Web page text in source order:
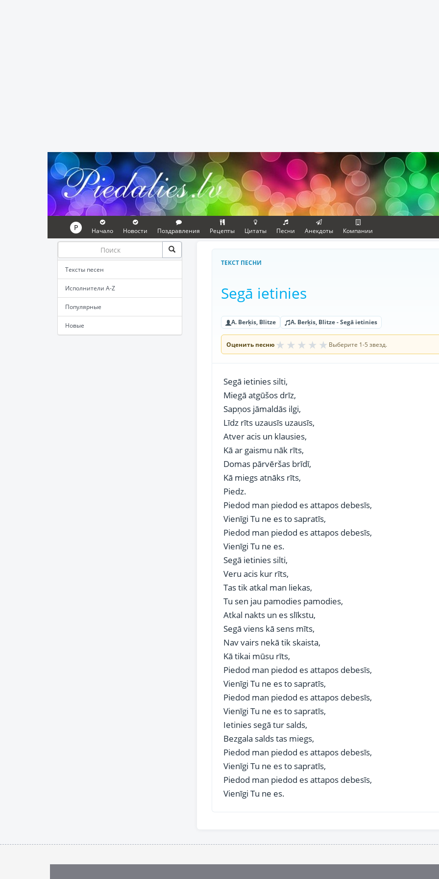
P Начало Новости Поздравления Рецепты Цитаты Песни Анекдоты Компании
Тексты песен
Исполнители A-Z
Популярные
Новые
ТЕКСТ ПЕСНИ
Segā ietinies
A. Berķis, Blitze A. Berķis, Blitze - Segā ietinies
Оценить песню ★ ★ ★ ★ ★ Выберите 1-5 звезд.
Segā ietinies silti,
Miegā atgūšos drīz,
Sapņos jāmaldās ilgi,
Līdz rīts uzausīs uzausīs,
Atver acis un klausies,
Kā ar gaismu nāk rīts,
Domas pārvēršas brīdī,
Kā miegs atnāks rīts,
Piedz.
Piedod man piedod es attapos debesīs,
Vienīgi Tu ne es to sapratīs,
Piedod man piedod es attapos debesīs,
Vienīgi Tu ne es.
Segā ietinies silti,
Veru acis kur rīts,
Tas tik atkal man liekas,
Tu sen jau pamodies pamodies,
Atkal nakts un es slīkstu,
Segā viens kā sens mīts,
Nav vairs nekā tik skaista,
Kā tikai mūsu rīts,
Piedod man piedod es attapos debesīs,
Vienīgi Tu ne es to sapratīs,
Piedod man piedod es attapos debesīs,
Vienīgi Tu ne es to sapratīs,
Ietinies segā tur salds,
Bezgala salds tas miegs,
Piedod man piedod es attapos debesīs,
Vienīgi Tu ne es to sapratīs,
Piedod man piedod es attapos debesīs,
Vienīgi Tu ne es.